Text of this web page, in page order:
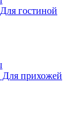
Для гостиной
Для прихожей